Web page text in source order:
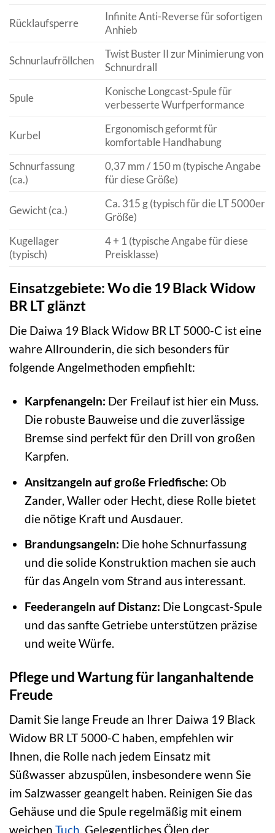
Rücklaufsperre
Infinite Anti-Reverse für sofortigen
Anhieb
Schnurlaufröllchen
Twist Buster II zur Minimierung von
Schnurdrall
Spule
Konische Longcast-Spule für
verbesserte Wurfperformance
Kurbel
Ergonomisch geformt für
komfortable Handhabung
Schnurfassung
(ca.)
0,37 mm / 150 m (typische Angabe
für diese Größe)
Gewicht (ca.)
Ca. 315 g (typisch für die LT 5000er
Größe)
Kugellager
(typisch)
4 + 1 (typische Angabe für diese
Preisklasse)
Einsatzgebiete: Wo die 19 Black Widow
BR LT glänzt
Die Daiwa 19 Black Widow BR LT 5000-C ist eine
wahre Allrounderin, die sich besonders für
folgende Angelmethoden empfiehlt:
Karpfenangeln: Der Freilauf ist hier ein Muss.
Die robuste Bauweise und die zuverlässige
Bremse sind perfekt für den Drill von großen
Karpfen.
Ansitzangeln auf große Friedfische: Ob
Zander, Waller oder Hecht, diese Rolle bietet
die nötige Kraft und Ausdauer.
Brandungsangeln: Die hohe Schnurfassung
und die solide Konstruktion machen sie auch
für das Angeln vom Strand aus interessant.
Feederangeln auf Distanz: Die Longcast-Spule
und das sanfte Getriebe unterstützen präzise
und weite Würfe.
Pflege und Wartung für langanhaltende
Freude
Damit Sie lange Freude an Ihrer Daiwa 19 Black
Widow BR LT 5000-C haben, empfehlen wir
Ihnen, die Rolle nach jedem Einsatz mit
Süßwasser abzuspülen, insbesondere wenn Sie
im Salzwasser geangelt haben. Reinigen Sie das
Gehäuse und die Spule regelmäßig mit einem
weichen Tuch . Gelegentliches Ölen der